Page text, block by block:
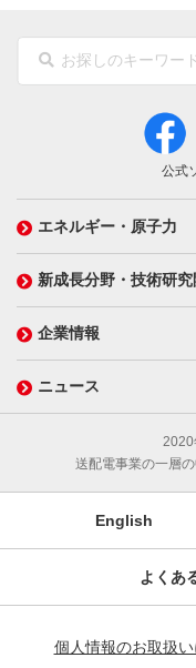
公式
エネルギー・原子力
新成長分野・技術研究
企業情報
ニュース
2020
送配電事業の一層
English
よくあ
個人情報のお取扱